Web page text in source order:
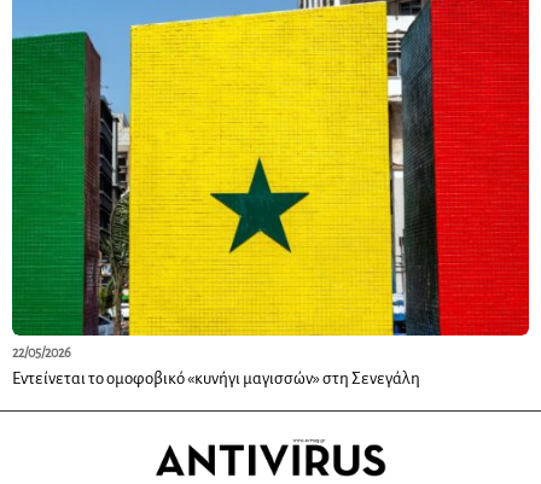
22/05/2026
Εντείνεται το ομοφοβικό «κυνήγι μαγισσών» στη Σενεγάλη